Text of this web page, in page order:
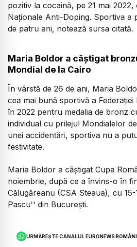
pozitiv la cocaină, pe 21 mai
Naţionale Anti-Doping. Sportiva a
de patru ani, notează sursa citată.
Maria Boldor a câștigat
Mondial de la Cairo
În vârstă de 26 de ani, Maria
cea mai bună sportivă a Federaţiei
în 2022 pentru medalia de bronz
individual cu prilejul Mondialelor
unei accidentări, sportiva nu a
festivitate.
Maria Boldor a câştigat Cupa
noiembrie, după ce a învins-o în
Călugăreanu (CSA Steaua), cu
Pascu'' din Bucureşti.
URMĂREȘTE CANALUL EURONEWS